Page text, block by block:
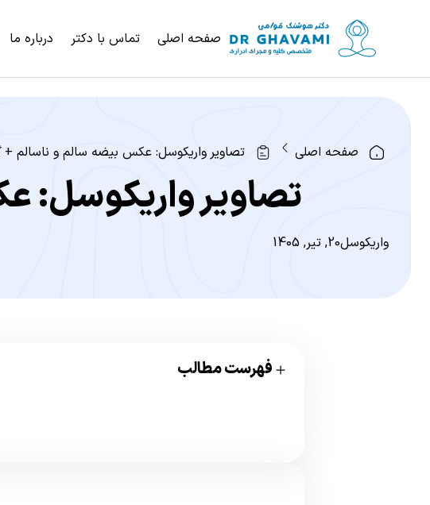
صفحه اصلی تماس با دکتر درباره ما
صفحه اصلی تصاویر واریکوسل: عکس بیضه سالم و ناسالم + گرید
تصاویر واریکوسل:
واریکوسل20, تیر, 1405
فهرست مطالب